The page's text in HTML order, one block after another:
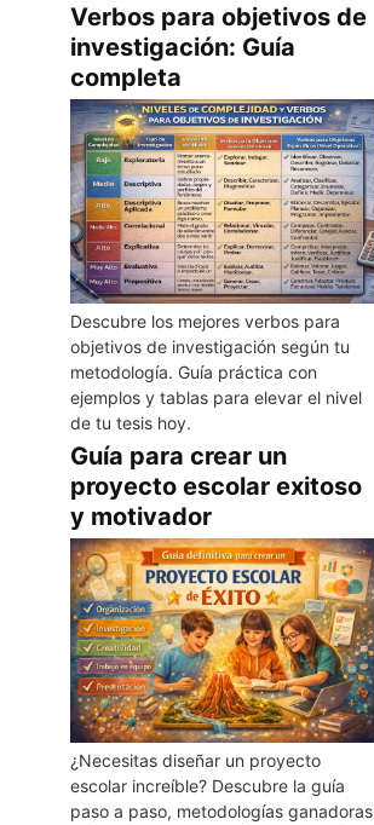
Verbos para objetivos de
investigación: Guía
completa
Descubre los mejores verbos para
objetivos de investigación según tu
metodología. Guía práctica con
ejemplos y tablas para elevar el nivel
de tu tesis hoy.
Guía para crear un
proyecto escolar exitoso
y motivador
¿Necesitas diseñar un proyecto
escolar increíble? Descubre la guía
paso a paso, metodologías ganadoras